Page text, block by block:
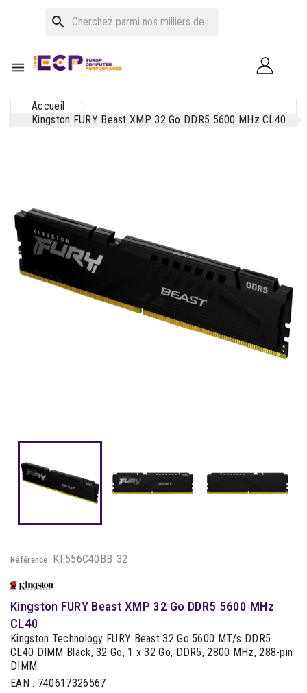
search

Accueil
Kingston FURY Beast XMP 32 Go DDR5 5600 MHz CL40
Référence: KF556C40BB-32
Kingston FURY Beast XMP 32 Go DDR5 5600 MHz
CL40
Kingston Technology FURY Beast 32 Go 5600 MT/s DDR5
CL40 DIMM Black, 32 Go, 1 x 32 Go, DDR5, 2800 MHz, 288-pin
DIMM
EAN : 740617326567